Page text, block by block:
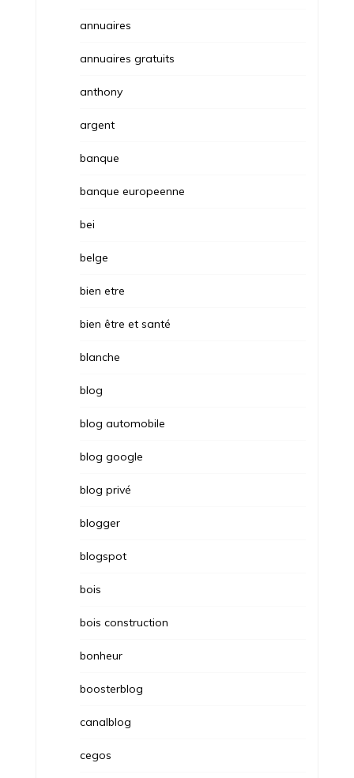
annuaires
annuaires gratuits
anthony
argent
banque
banque europeenne
bei
belge
bien etre
bien être et santé
blanche
blog
blog automobile
blog google
blog privé
blogger
blogspot
bois
bois construction
bonheur
boosterblog
canalblog
cegos